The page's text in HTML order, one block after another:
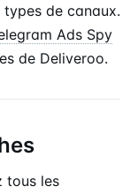
de canaux.
Ads Spy
de Deliveroo.
tous les